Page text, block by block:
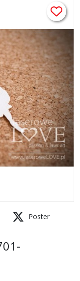
Poster